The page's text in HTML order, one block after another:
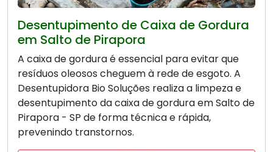
Desentupimento de Caixa de Gordura
em Salto de Pirapora
A caixa de gordura é essencial para evitar que
resíduos oleosos cheguem à rede de esgoto. A
Desentupidora Bio Soluções realiza a limpeza e
desentupimento da caixa de gordura em Salto de
Pirapora - SP de forma técnica e rápida,
prevenindo transtornos.